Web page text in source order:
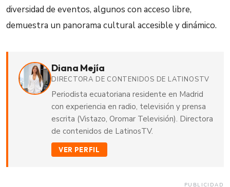
diversidad de eventos, algunos con acceso libre,
demuestra un panorama cultural accesible y dinámico.
Diana Mejía
DIRECTORA DE CONTENIDOS DE LATINOSTV
Periodista ecuatoriana residente en Madrid
con experiencia en radio, televisión y prensa
escrita (Vistazo, Oromar Televisión). Directora
de contenidos de LatinosTV.
VER PERFIL
PUBLICIDAD